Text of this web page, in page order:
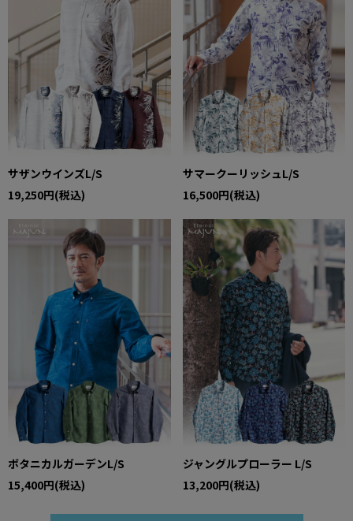
サザンウインズL/S
19,250円(税込)
サマークーリッシュL/S
16,500円(税込)
ボタニカルガーデンL/S
15,400円(税込)
ジャングルプローラー L/S
13,200円(税込)